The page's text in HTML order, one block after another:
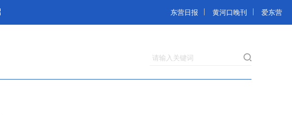
东营日报 黄河口晚刊 爱东营
请输入关键词